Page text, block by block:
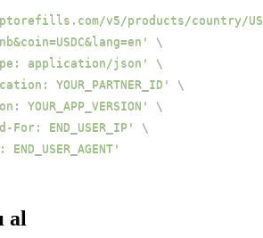
v5/products/country/
\
application/json'
\
YOUR_PARTNER_ID'
\
YOUR_APP_VERSION'
\
For: END_USER_IP'
\
al